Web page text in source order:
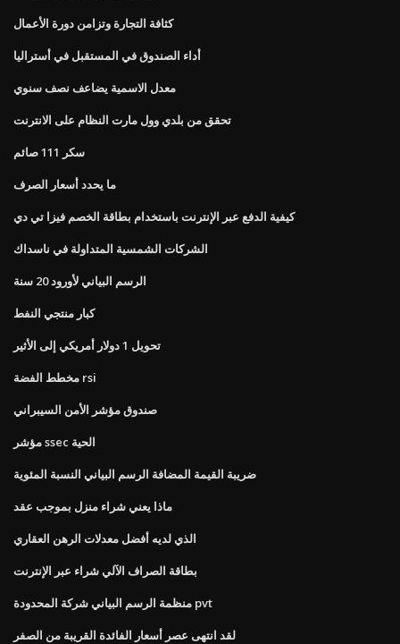
كثافة التجارة وتزامن دورة الأعمال
أداء الصندوق في المستقبل في أستراليا
معدل الاسمية يضاعف نصف سنوي
تحقق من بلدي وول مارت النظام على الانترنت
سكر 111 صائم
ما يحدد أسعار الصرف
كيفية الدفع عبر الإنترنت باستخدام بطاقة الخصم فيزا تي دي
الشركات الشمسية المتداولة في ناسداك
الرسم البياني لأورود 20 سنة
كبار منتجي النفط
تحويل 1 دولار أمريكي إلى الأثير
مخطط الفضة rsi
صندوق مؤشر الأمن السيبراني
مؤشر ssec الحية
ضريبة القيمة المضافة الرسم البياني النسبة المئوية
ماذا يعني شراء منزل بموجب عقد
الذي لديه أفضل معدلات الرهن العقاري
بطاقة الصراف الآلي شراء عبر الإنترنت
منظمة الرسم البياني شركة المحدودة pvt
لقد انتهى عصر أسعار الفائدة القريبة من الصفر